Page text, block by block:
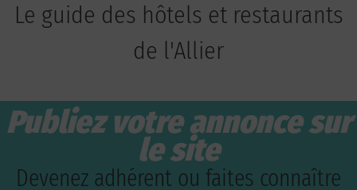
Le guide des hôtels et restaurants
de l'Allier
Publiez votre annonce sur
le site
Devenez adhérent ou faites connaître